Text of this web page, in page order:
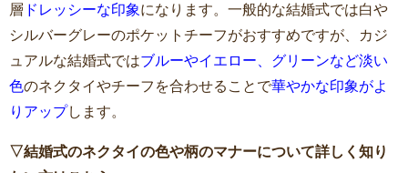
層 ドレッシーな印象になります。一般的な結婚式では白や
シルバーグレーのポケットチーフがおすすめですが、カジ
ュアルな結婚式ではブルーやイエロー、グリーンなど淡い
色のネクタイやチーフを合わせることで華やかな印象がよ
りアップします。
▽結婚式のネクタイの色や柄のマナーについて詳しく知り